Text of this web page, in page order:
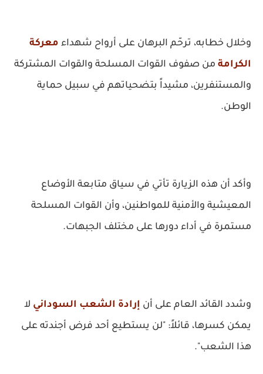
وخلال خطابه، ترحّم البرهان على أرواح شهداء معركة
الكرامة من صفوف القوات المسلحة والقوات المشتركة
والمستنفرين، مشيداً بتضحياتهم في سبيل حماية
الوطن.
وأكد أن هذه الزيارة تأتي في سياق متابعة الأوضاع
المعيشية والأمنية للمواطنين، وأن القوات المسلحة
مستمرة في أداء دورها على مختلف الجبهات.
وشدد القائد العام على أن إرادة الشعب السوداني لا
يمكن كسرها، قائلاً: "لن يستطيع أحد فرض أجندته على
هذا الشعب".